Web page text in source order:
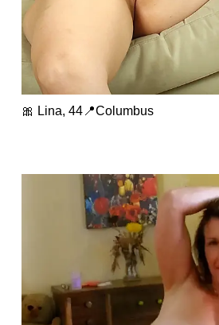
🎀 Lina, 44📍Columbus